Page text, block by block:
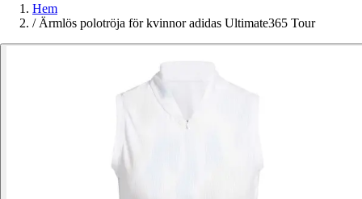
Hem
/ Ärmlös polotröja för kvinnor adidas Ultimate365 Tour